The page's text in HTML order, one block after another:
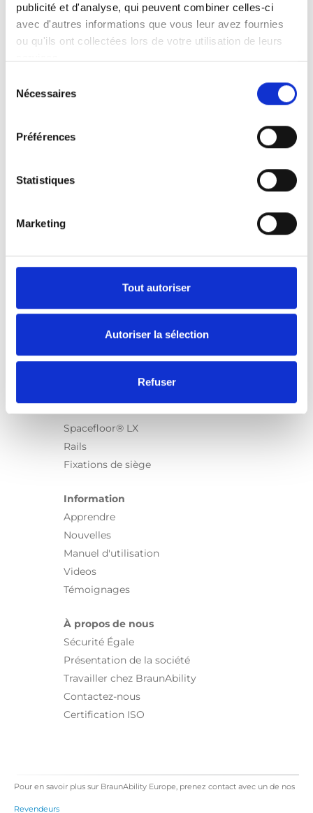
publicité et d'analyse, qui peuvent combiner celles-ci
avec d'autres informations que vous leur avez fournies
ou qu'ils ont collectées lors de votre utilisation de leurs
Nécessaires
Préférences
Statistiques
Marketing
Tout autoriser
Autoriser la sélection
Refuser
pour intégrer la vidéo dans votre site web.
Abonnez-vous
Pour être notifié dès qu’une nouvelle vidéo est disponible, nous
vous invitons à vous abonner à notre chaîneYouTube ici.
Carony
Carospeed Classic
Plateformes pour fauteuils roulant
Spacefloor® LX
Rails
Fixations de siège
Information
Apprendre
Nouvelles
Manuel d'utilisation
Videos
Témoignages
À propos de nous
Sécurité Égale
Présentation de la société
Travailler chez BraunAbility
Contactez-nous
Certification ISO
Pour en savoir plus sur BraunAbility Europe, prenez contact avec un de nos
Revendeurs